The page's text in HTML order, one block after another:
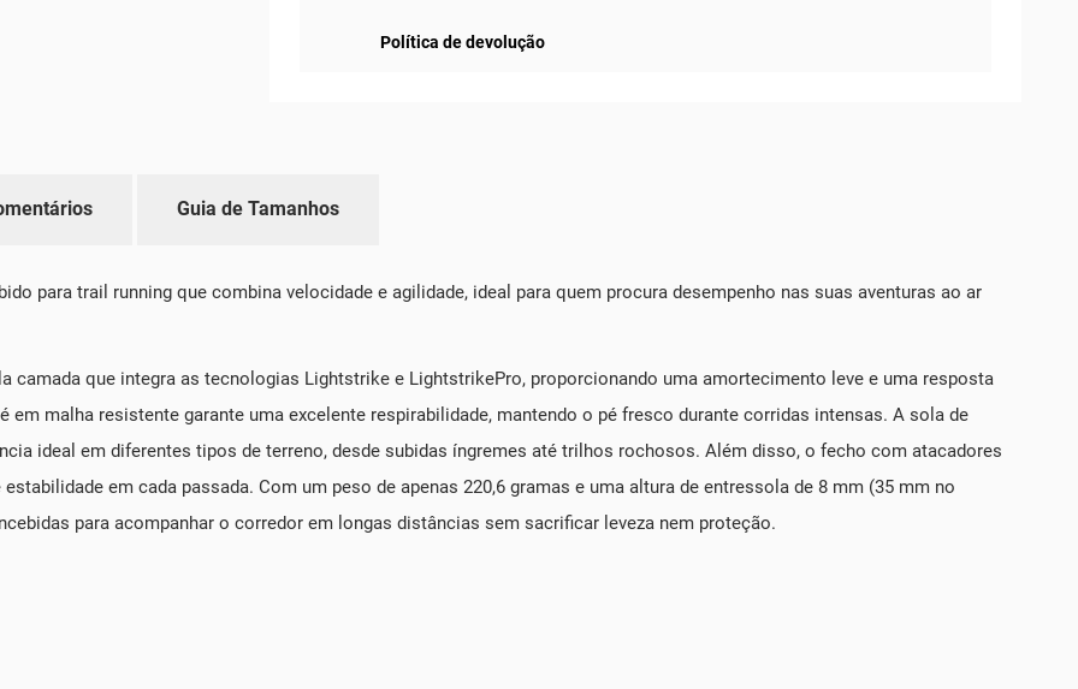
Política de devolução
Guia de Tamanhos
para trail running que combina velocidade e agilidade, ideal para quem procura desempenho nas suas aventuras ao ar
camada que integra as tecnologias Lightstrike e LightstrikePro, proporcionando uma amortecimento leve e uma resposta
em malha resistente garante uma excelente respirabilidade, mantendo o pé fresco durante corridas intensas. A sola de
ideal em diferentes tipos de terreno, desde subidas íngremes até trilhos rochosos. Além disso, o fecho com atacadores
em cada passada. Com um peso de apenas 220,6 gramas e uma altura de entressola de 8 mm (35 mm no
para acompanhar o corredor em longas distâncias sem sacrificar leveza nem proteção.